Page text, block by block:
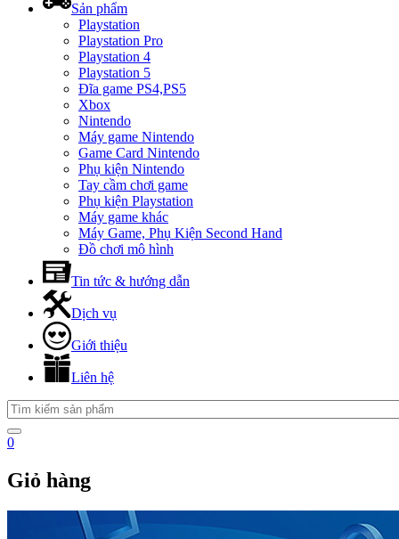
Sản phẩm
Playstation
Playstation Pro
Playstation 4
Playstation 5
Đĩa game PS4,PS5
Xbox
Nintendo
Máy game Nintendo
Game Card Nintendo
Phụ kiện Nintendo
Tay cầm chơi game
Phụ kiện Playstation
Máy game khác
Máy Game, Phụ Kiện Second Hand
Đồ chơi mô hình
Tin tức & hướng dẫn
Dịch vụ
Giới thiệu
Liên hệ
0
Giỏ hàng